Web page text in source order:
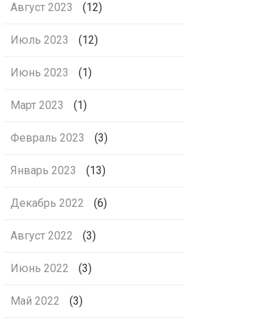
Август 2023 (12)
Июль 2023 (12)
Июнь 2023 (1)
Март 2023 (1)
Февраль 2023 (3)
Январь 2023 (13)
Декабрь 2022 (6)
Август 2022 (3)
Июнь 2022 (3)
Май 2022 (3)